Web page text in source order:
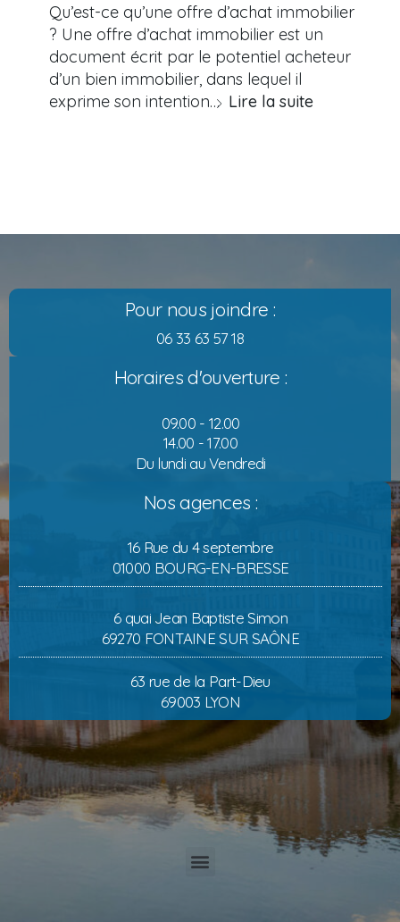
Qu’est-ce qu’une offre d’achat immobilier
? Une offre d’achat immobilier est un
document écrit par le potentiel acheteur
d’un bien immobilier, dans lequel il
exprime son intention… Lire la suite
Pour nous joindre :
06 33 63 57 18
Horaires d'ouverture :
09.00 - 12.00
14.00 - 17.00
Du lundi au Vendredi
Nos agences :
16 Rue du 4 septembre
01000 BOURG-EN-BRESSE
6 quai Jean Baptiste Simon
69270 FONTAINE SUR SAÔNE
63 rue de la Part-Dieu
69003 LYON